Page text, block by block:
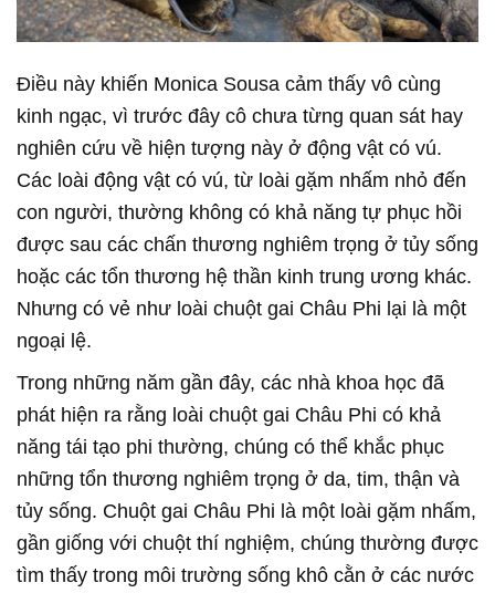
Điều này khiến Monica Sousa cảm thấy vô cùng
kinh ngạc, vì trước đây cô chưa từng quan sát hay
nghiên cứu về hiện tượng này ở động vật có vú.
Các loài động vật có vú, từ loài gặm nhấm nhỏ đến
con người, thường không có khả năng tự phục hồi
được sau các chấn thương nghiêm trọng ở tủy sống
hoặc các tổn thương hệ thần kinh trung ương khác.
Nhưng có vẻ như loài chuột gai Châu Phi lại là một
ngoại lệ.
Trong những năm gần đây, các nhà khoa học đã
phát hiện ra rằng loài chuột gai Châu Phi có khả
năng tái tạo phi thường, chúng có thể khắc phục
những tổn thương nghiêm trọng ở da, tim, thận và
tủy sống. Chuột gai Châu Phi là một loài gặm nhấm,
gần giống với chuột thí nghiệm, chúng thường được
tìm thấy trong môi trường sống khô cằn ở các nước